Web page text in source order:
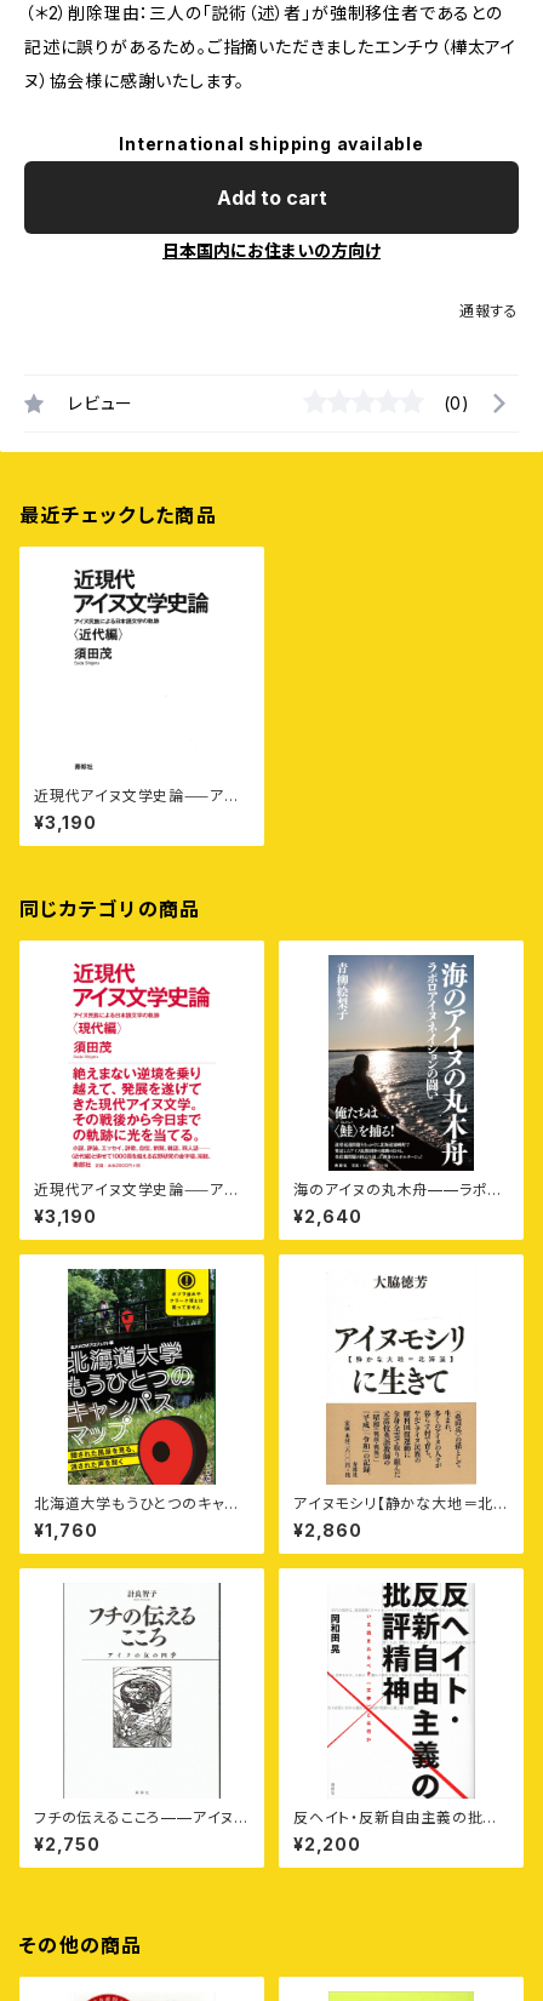
（＊2）削除理由：三人の「説術（述）者」が強制移住者であるとの
記述に誤りがあるため。ご指摘いただきましたエンチウ（樺太アイ
ヌ）協会様に感謝いたします。
International shipping available
Add to cart
日本国内にお住まいの方向け
通報する
レビュー (0)
最近チェックした商品
近現代アイヌ文学史論⸺アイ
ヌ民族による日本語文学の軌跡
〈近代編〉
¥3,190
同じカテゴリの商品
近現代アイヌ文学史論⸺アイ
ヌ民族による日本語文学の軌跡
〈現代編〉
¥3,190
海のアイヌの丸木舟——ラポロ
アイヌネイションの闘い
¥2,640
北海道大学もうひとつのキャン
パスマップ——隠された風景を
見る、消された声を聞く
¥1,760
アイヌモシリ【静かな大地＝北海
道】に生きて——昭和十年、日高
地方に生まれたある高校英語教
師の自叙伝
¥2,860
フチの伝えるこころ——アイヌの
女の四季
¥2,750
反ヘイト・反新自由主義の批評
精神——いま読まれるべき〈文
学〉とは何か
¥2,200
その他の商品